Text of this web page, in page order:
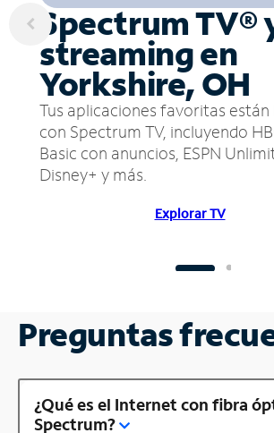
Spectrum TV®
streaming en
Yorkshire, OH
Tus aplicaciones favoritas están
con Spectrum TV, incluyendo
Basic con anuncios, ESPN
Disney+ y más.
Explorar TV
Preguntas
¿Qué es el Internet con fibra
Spectrum?